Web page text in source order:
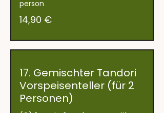
person
14,90 €
17. Gemischter Tandori
Vorspeisenteller (für 2
Personen)